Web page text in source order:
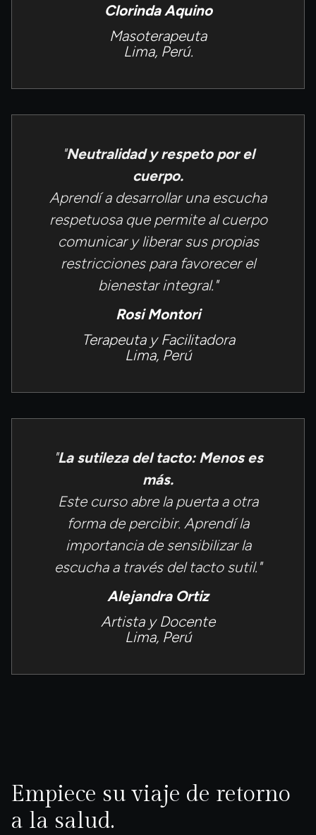
Clorinda Aquino
Masoterapeuta
Lima, Perú.
"Neutralidad y respeto por el
cuerpo.
Aprendí a desarrollar una escucha
respetuosa que permite al cuerpo
comunicar y liberar sus propias
restricciones para favorecer el
bienestar integral."
Rosi Montori
Terapeuta y Facilitadora
Lima, Perú
"La sutileza del tacto: Menos es
más.
Este curso abre la puerta a otra
forma de percibir. Aprendí la
importancia de sensibilizar la
escucha a través del tacto sutil."
Alejandra Ortiz
Artista y Docente
Lima, Perú
Empiece su viaje de retorno
a la salud.